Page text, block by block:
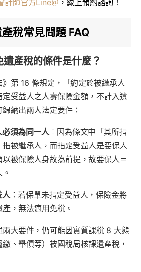
計師官方Line＠ ，線上預約諮詢！
稅常見問題 FAQ
產稅的條件是什麼？
第 16 條規定，「約定於被繼承人
受益人之人壽保險金額，不計入遺
納出兩大法定要件：
須為同一人 ：因為條文中「其所指
被繼承人，而指定受益人是要保人
被保險人身故為前提，故要保人＝
人 ：若保單未指定受益人，保險金將
，無法適用免稅。
兩大要件，仍可能因實質課稅 8 大態
、舉債等）被國稅局核課遺產稅，